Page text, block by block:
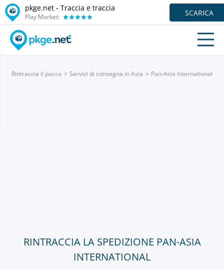
pkge.net - Traccia e traccia
Play Market: SCARICA
Rintraccia il pacco Servizi di consegna in Asia Pan-Asia International
RINTRACCIA LA SPEDIZIONE PAN-ASIA
INTERNATIONAL